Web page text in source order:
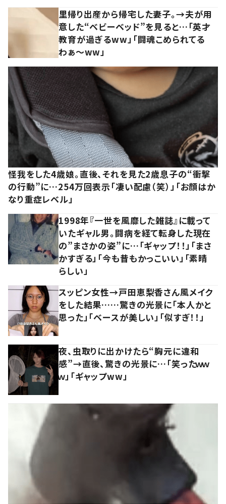
里帰り出産から帰宅した妻子。→夫が用
意した“ベビーベッド”を見ると…「英才
教育が過ぎるww」「闘魂こめられてる
わぁ～ww」
怪我をした4歳娘。直後、それを見た2歳息子の“衝撃
の行動”に…254万回表示「凄い配慮（笑）」「お顔はか
なり重症レベル」
1998年『一世を風靡した雑誌』に載って
いたギャル男。闘病を経て転身した現在
の”まさかの姿”に…「ギャップ！！」「まさ
かすぎる」「今も昔もかっこいい」「素晴
らしい」
スッピン女性→戸田恵梨香さん風メイク
をした結果……驚きの光景に「本人かと
思った」「ベースが美しい」「似すぎ！！」
夜、虫取りに出かけたら“胸元に違和
感”→直後、驚きの光景に…「笑ったｗｗ
ｗ」「ギャップww」